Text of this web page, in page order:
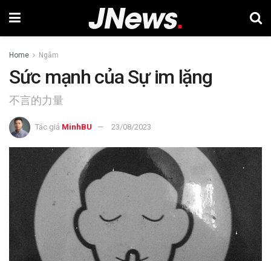
Home Ngẫm
Sức mạnh của Sự im lặng
不言的力量
Tác giả MinhBU 23/08/2023